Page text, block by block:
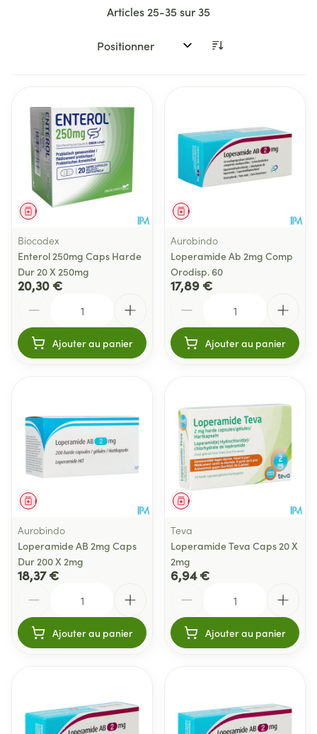
Articles 25-35sur35
Trier par:
Médicament
Biocodex
Enterol 250mg Caps Harde
Dur 20 X 250mg
20,30 €
Ajouter au panier
Médicament
Aurobindo
Loperamide Ab 2mg Comp
Orodisp. 60
17,89 €
Ajouter au panier
Médicament
Aurobindo
Loperamide AB 2mg Caps
Dur 200 X 2mg
18,37 €
Ajouter au panier
Médicament
Teva
Loperamide Teva Caps 20 X
2mg
6,94 €
Ajouter au panier